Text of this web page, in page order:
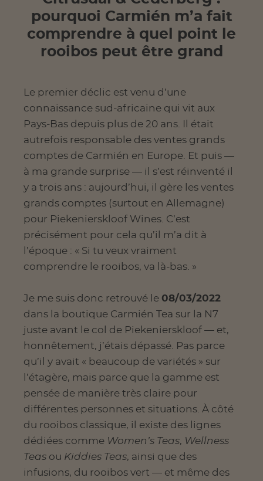
pourquoi Carmién m’a fait
comprendre à quel point le
rooibos peut être grand
Le premier déclic est venu d’une
connaissance sud-africaine qui vit aux
Pays-Bas depuis plus de 20 ans. Il était
autrefois responsable des ventes grands
comptes de Carmién en Europe. Et puis —
à ma grande surprise — il s’est réinventé il
y a trois ans : aujourd’hui, il gère les ventes
grands comptes (surtout en Allemagne)
pour Piekenierskloof Wines. C’est
précisément pour cela qu’il m’a dit à
l’époque : « Si tu veux vraiment
comprendre le rooibos, va là-bas. »
Je me suis donc retrouvé le 08/03/2022
dans la boutique Carmién Tea sur la N7
juste avant le col de Piekenierskloof — et,
honnêtement, j’étais dépassé. Pas parce
qu’il y avait « beaucoup de variétés » sur
l’étagère, mais parce que la gamme est
pensée de manière très claire pour
différentes personnes et situations. À côté
du rooibos classique, il existe des lignes
dédiées comme Women’s Teas, Wellness
Teas ou Kiddies Teas, ainsi que des
infusions, du rooibos vert — et même des